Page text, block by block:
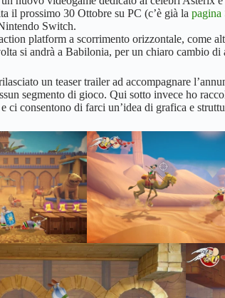
il prossimo 30 Ottobre su PC (c’è già la pagina
Switch.
platform a scorrimento orizzontale, come
si andrà a Babilonia, per un chiaro cambio di
un teaser trailer ad accompagnare
segmento di gioco. Qui sotto invece ho
ci consentono di farci un’idea di grafica e